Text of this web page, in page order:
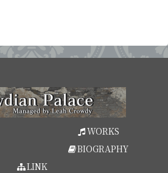
WORKS
BIOGRAPHY
LINK